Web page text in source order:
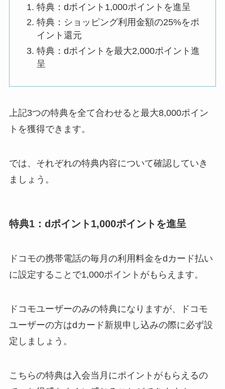
特典：dポイント1,000ポイントを進呈
特典：ショッピング利用金額の25%をポ
イント還元
特典：dポイントを最大2,000ポイント進
呈
上記3つの特典を全て合わせると最大8,000ポイン
トを獲得できます。
では、それぞれの特典内容について確認していき
ましょう。
特典1：dポイント1,000ポイントを進呈
ドコモの携帯電話の毎月の利用料金をdカード払い
に設定することで1,000ポイントがもらえます。
ドコモユーザーのみの特典になりますが、ドコモ
ユーザーの方はdカード新規申し込みの際に必ず設
定しましょう。
こちらの特典は入会当月にポイントがもらえるの